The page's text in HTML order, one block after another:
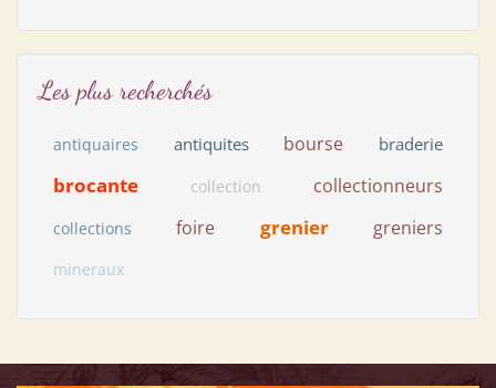
Les plus recherchés
antiquaires antiquites bourse braderie
brocante collection collectionneurs
collections foire grenier greniers
mineraux